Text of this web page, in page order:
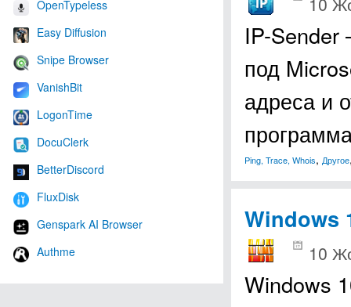
OpenTypeless
Easy Diffusion
Snipe Browser
VanishBit
LogonTime
DocuClerk
BetterDiscord
FluxDisk
Genspark AI Browser
Authme
IP-Sender
под
адреса и
Ping, Trace, Whois, Другое
Windows
10
Windows